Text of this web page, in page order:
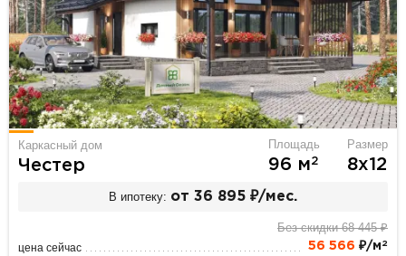
Каркасный дом
Честер
Площадь
96 м2
Размер
8х12
В ипотеку: от 36 895 ₽/мес.
Без скидки 68 445 ₽
цена сейчас 56 566 ₽/м 2